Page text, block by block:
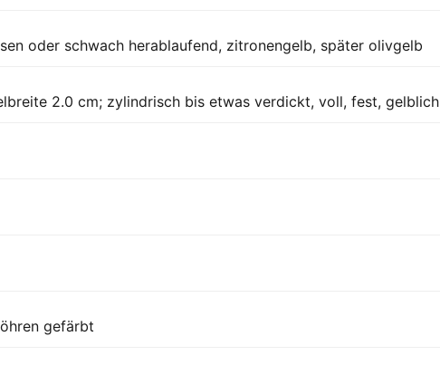
oder schwach herablaufend, zitronengelb, später olivgelb
2.0 cm; zylindrisch bis etwas verdickt, voll, fest, gelblich
gefärbt